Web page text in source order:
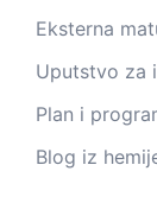
Eksterna
Uputstvo za
Plan i
Blog iz